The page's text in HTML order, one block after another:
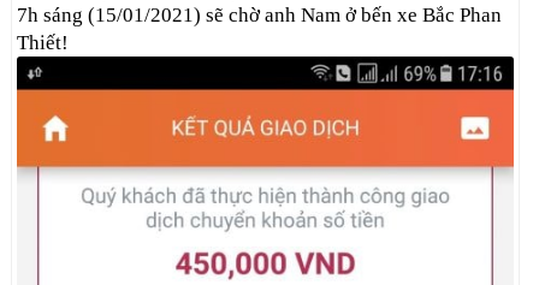
7h sáng (15/01/2021) sẽ chờ anh Nam ở bến xe Bắc Phan
Thiết!